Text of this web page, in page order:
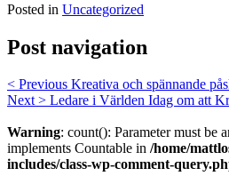
Posted in Uncategorized
Post navigation
< Previous Kreativa och spännande
Next > Ledare i Världen Idag om att
Warning: count(): Parameter must be
implements Countable in /home/
includes/class-wp-comment-